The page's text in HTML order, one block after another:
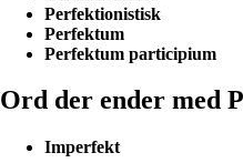
Perfektionistisk
Perfektum
Perfektum participium
Ord der ender med
Imperfekt